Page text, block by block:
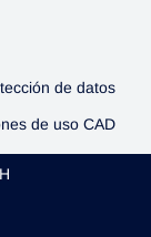
de datos
de uso CAD